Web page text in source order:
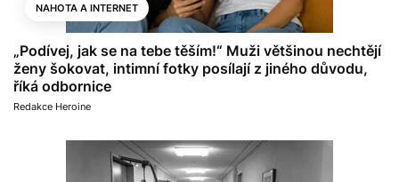
NAHOTA A INTERNET
„Podívej, jak se na tebe těším!“ Muži většinou nechtějí
ženy šokovat, intimní fotky posílají z jiného důvodu,
říká odbornice
Redakce Heroine